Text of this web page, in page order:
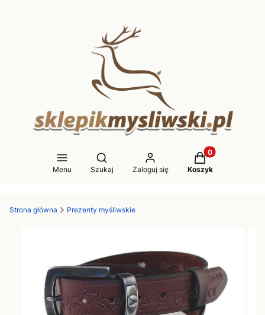
Menu
Otwórz wyszukiwarkę
Szukaj Zaloguj się
Produkty w
Koszyk
Strona główna Prezenty myśliwskie